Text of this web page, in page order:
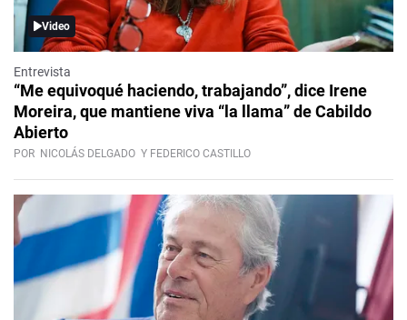
Video
Entrevista
“Me equivoqué haciendo, trabajando”, dice Irene
Moreira, que mantiene viva “la llama” de Cabildo
Abierto
POR NICOLÁS DELGADO Y FEDERICO CASTILLO